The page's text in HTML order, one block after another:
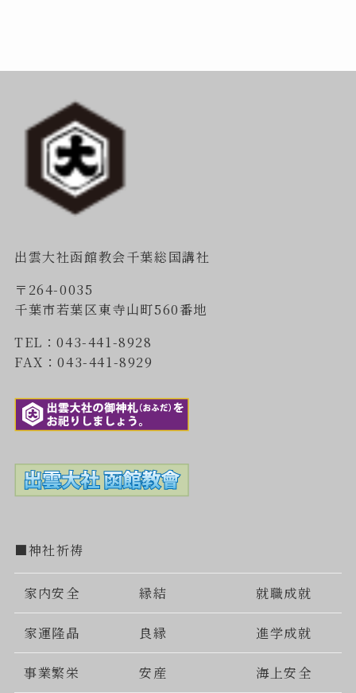
出雲大社函館教会千葉総国講社
〒264-0035
千葉市若葉区東寺山町560番地
TEL：043-441-8928
FAX：043-441-8929
■神社祈祷
家内安全 縁結 就職成就
家運隆晶 良縁 進学成就
事業繁栄 安産 海上安全